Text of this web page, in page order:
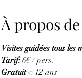
À propos
Visites guidées tous les
Tarif: 6€ / pers.
Gratuit < 12 ans